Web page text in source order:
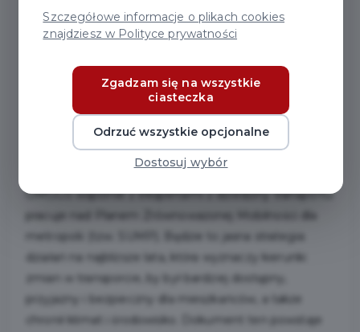
naszym regionie, albo chcesz wskazać, co
online #MobilnaMetropolia, dla mieszkańców
powiatu gdańskiego, które odbędą się w
czwartek, 1 czerwca 2021 r. w godz. 17:00-19:00.
Organizatorem spotkania jest Obszar
Metropolitalny Gdańsk-Gdynia-Sopot (OMGGS).
OMGGS wspólnie z ekspertami z dziedziny transportu
działań na najbliższe lata, która wyznaczy kierunki
zmian w transporcie, by był bardziej dostępny,
przyjazny i bezpieczny dla mieszkańców, a także
chronił klimat i środowisko. Dokument ten powstaje
Szczegółowe informacje o plikach cookies
znajdziesz w Polityce prywatności
Zgadzam się na wszystkie
ciasteczka
Odrzuć wszystkie opcjonalne
Dostosuj wybór